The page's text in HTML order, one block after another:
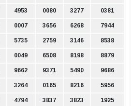
4953 0080 3277 0381
0007 3656 6268 7944
5735 2759 3146 8538
0049 6508 8198 8879
9662 9371 5490 9686
3264 0165 8216 5956
4794 3837 3823 1925